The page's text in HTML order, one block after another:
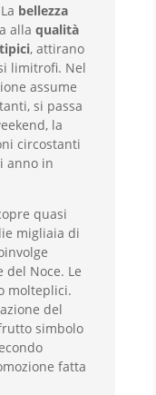
bellezza
alla qualità
, attirano
limitrofi. Nel
assume
si passa
la
circostanti
anno in
quasi
migliaia di
Noce. Le
molteplici.
del
simbolo
fatta